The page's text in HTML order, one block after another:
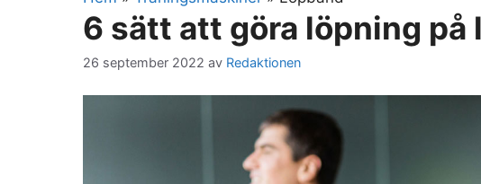
6 sätt att göra löpning på
26 september 2022 av Redaktionen